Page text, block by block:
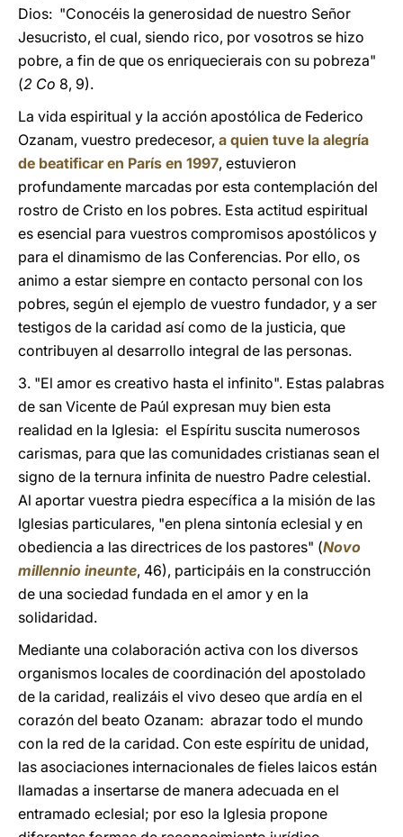
Dios: "Conocéis la generosidad de nuestro Señor
Jesucristo, el cual, siendo rico, por vosotros se hizo
pobre, a fin de que os enriquecierais con su pobreza"
(2 Co 8, 9).
La vida espiritual y la acción apostólica de Federico
Ozanam, vuestro predecesor, a quien tuve la alegría
de beatificar en París en 1997, estuvieron
profundamente marcadas por esta contemplación del
rostro de Cristo en los pobres. Esta actitud espiritual
es esencial para vuestros compromisos apostólicos y
para el dinamismo de las Conferencias. Por ello, os
animo a estar siempre en contacto personal con los
pobres, según el ejemplo de vuestro fundador, y a ser
testigos de la caridad así como de la justicia, que
contribuyen al desarrollo integral de las personas.
3. "El amor es creativo hasta el infinito". Estas palabras
de san Vicente de Paúl expresan muy bien esta
realidad en la Iglesia: el Espíritu suscita numerosos
carismas, para que las comunidades cristianas sean el
signo de la ternura infinita de nuestro Padre celestial.
Al aportar vuestra piedra específica a la misión de las
Iglesias particulares, "en plena sintonía eclesial y en
obediencia a las directrices de los pastores" (Novo
millennio ineunte, 46), participáis en la construcción
de una sociedad fundada en el amor y en la
solidaridad.
Mediante una colaboración activa con los diversos
organismos locales de coordinación del apostolado
de la caridad, realizáis el vivo deseo que ardía en el
corazón del beato Ozanam: abrazar todo el mundo
con la red de la caridad. Con este espíritu de unidad,
las asociaciones internacionales de fieles laicos están
llamadas a insertarse de manera adecuada en el
entramado eclesial; por eso la Iglesia propone